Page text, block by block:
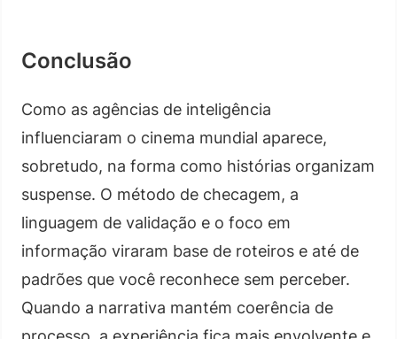
Conclusão
Como as agências de inteligência
influenciaram o cinema mundial aparece,
sobretudo, na forma como histórias organizam
suspense. O método de checagem, a
linguagem de validação e o foco em
informação viraram base de roteiros e até de
padrões que você reconhece sem perceber.
Quando a narrativa mantém coerência de